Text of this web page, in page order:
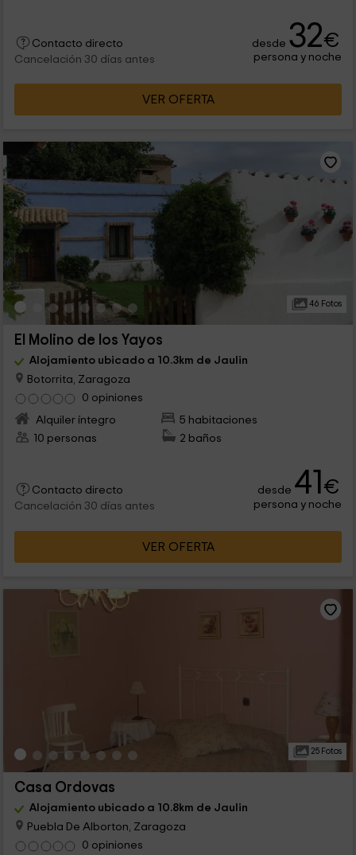
Contacto directo
Cancelación 30 días antes
desde 32€
persona y noche
VER OFERTA
46 Fotos
El Molino de los Yayos
Alojamiento ubicado a 10.3km de Jaulin
Botorrita, Zaragoza
0 opiniones
Alquiler íntegro
5 habitaciones
10 personas
2 baños
Contacto directo
Cancelación 30 días antes
desde 41€
persona y noche
VER OFERTA
25 Fotos
Casa Ordovas
Alojamiento ubicado a 10.8km de Jaulin
Puebla De Alborton, Zaragoza
0 opiniones